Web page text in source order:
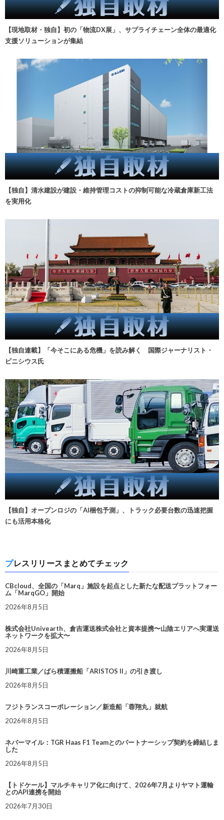
【現地取材・独自】初の「物流DX展」、サプライチェーン全体の最適化
支援ソリューションが集結
【独自】清水建設が建設・維持管理コストの抑制可能な冷蔵倉庫新工法
を実用化
【独自連載】「今そこにある危機」を読み解く 国際ジャーナリスト・
ビニシウス氏
【独自】オープンロジの「AI梱包予測」、トラック必要台数の迅速把握
にも活用本格化
プレスリリースまとめてチェック
CBcloud、全国の「Marq」施設を起点とした新たな配送プラットフォー
ム「MarqGO」開始
2026年8月5日
株式会社Univearth、倉吉運送株式会社と資本提携〜山陰エリアへ実運送
ネットワークを拡大〜
2026年8月5日
川崎重工業／ばら積運搬船「ARISTOS II」の引き渡し
2026年8月5日
フジトランスコーポレーション／新造船「蓉翔丸」就航
2026年8月5日
ネバーマイル：TGR Haas F1 Teamとのパートナーシップ契約を締結しま
した
2026年8月5日
【トドケール】マルチキャリア化に向けて、2026年7月よりヤマト運輸
とのAPI連携を開始
2026年7月30日